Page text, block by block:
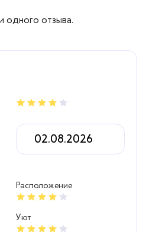
одного отзыва.
Расположение
Уют